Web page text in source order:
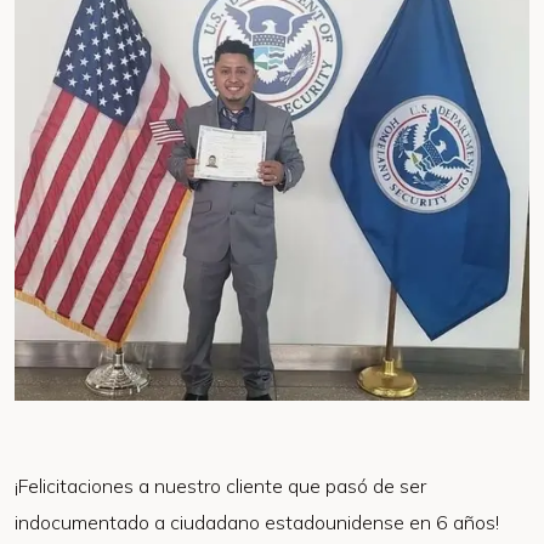
¡Felicitaciones a nuestro cliente que pasó de ser
indocumentado a ciudadano estadounidense en 6 años!